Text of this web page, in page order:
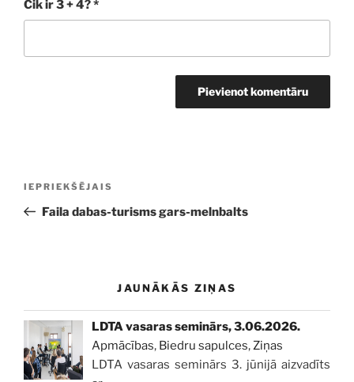
Cik ir 3 + 4?*
Iepriekšējā
ziņa:
IEPRIEKŠĒJAIS
Faila dabas-turisms gars-melnbalts
JAUNĀKĀS ZIŅAS
LDTA vasaras seminārs, 3.06.2026.
Apmācības, Biedru sapulces, Ziņas
LDTA vasaras seminārs 3. jūnijā aizvadīts